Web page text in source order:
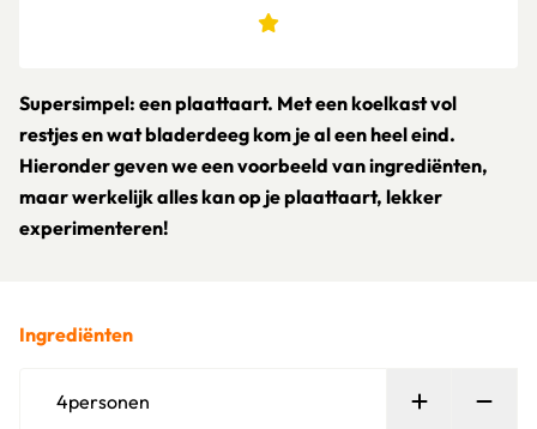
Supersimpel: een plaattaart. Met een koelkast vol
restjes en wat bladerdeeg kom je al een heel eind.
Hieronder geven we een voorbeeld van ingrediënten,
maar werkelijk alles kan op je plaattaart, lekker
experimenteren!
Ingrediënten
4personen Persoon